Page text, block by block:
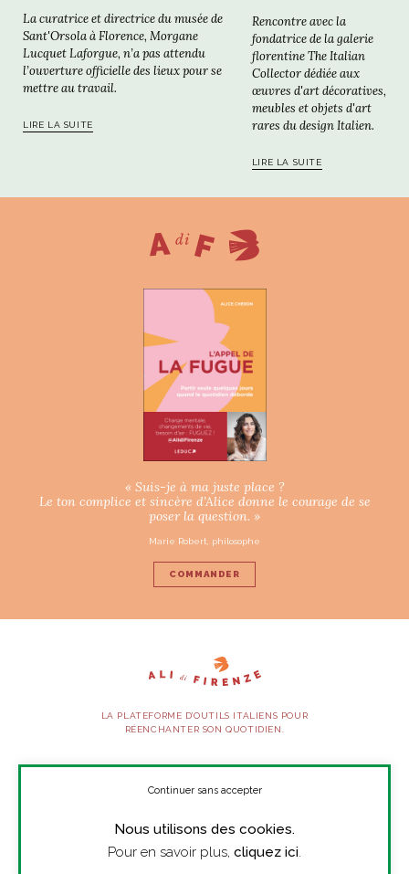
La curatrice et directrice du musée de
Sant'Orsola à Florence, Morgane
Lucquet Laforgue, n’a pas attendu
l’ouverture officielle des lieux pour se
mettre au travail.
LIRE LA SUITE
Rencontre avec la
fondatrice de la galerie
florentine The Italian
Collector dédiée aux
œuvres d'art décoratives,
meubles et objets d'art
rares du design Italien.
LIRE LA SUITE
« Suis-je à ma juste place ?
Le ton complice et sincère d’Alice donne le courage de se
poser la question. »
Marie Robert, philosophe
COMMANDER
LA PLATEFORME D’OUTILS ITALIENS POUR
RÉENCHANTER SON QUOTIDIEN.
SUIVEZ-NOUS
Nous utilisons des cookies.
Pour en savoir plus, cliquez ici.
Continuer sans accepter